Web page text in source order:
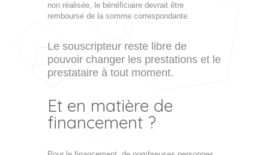
non réalisée, le bénéficiaire devrait être
remboursé de la somme correspondante.
Le souscripteur reste libre de
pouvoir changer les prestations et le
prestataire à tout moment.
Et en matière de
financement ?